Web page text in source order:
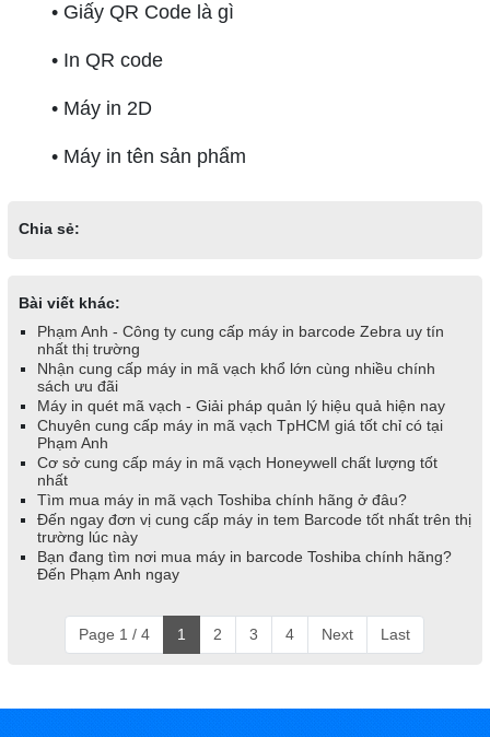
• Giấy QR Code là gì
• In QR code
• Máy in 2D
• Máy in tên sản phẩm
Chia sẻ:
Bài viết khác:
Phạm Anh - Công ty cung cấp máy in barcode Zebra uy tín
nhất thị trường
Nhận cung cấp máy in mã vạch khổ lớn cùng nhiều chính
sách ưu đãi
Máy in quét mã vạch - Giải pháp quản lý hiệu quả hiện nay
Chuyên cung cấp máy in mã vạch TpHCM giá tốt chỉ có tại
Phạm Anh
Cơ sở cung cấp máy in mã vạch Honeywell chất lượng tốt
nhất
Tìm mua máy in mã vạch Toshiba chính hãng ở đâu?
Đến ngay đơn vị cung cấp máy in tem Barcode tốt nhất trên thị
trường lúc này
Bạn đang tìm nơi mua máy in barcode Toshiba chính hãng?
Đến Phạm Anh ngay
Page 1 / 4 1 2 3 4 Next Last